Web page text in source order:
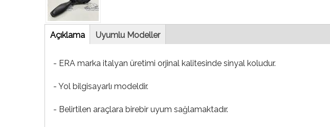
Tab
Açıklama(etkinUyumlu Modeller
- ERA marka italyan üretimi orjinal kalitesinde sinyal koludur.
- Yol bilgisayarlı modeldir.
- Belirtilen araçlara birebir uyum sağlamaktadır.